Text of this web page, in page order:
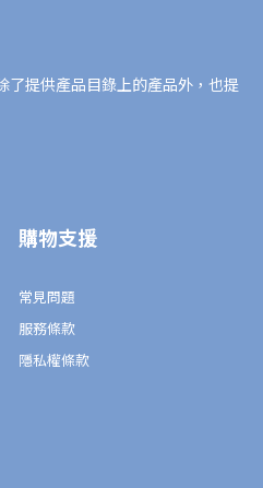
了提供產品目錄上的產品外，也提
購物支援
常見問題
服務條款
隱私權條款